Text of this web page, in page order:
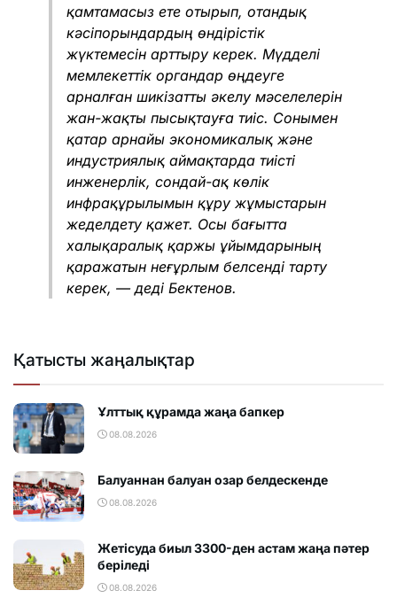
қамтамасыз ете отырып, отандық
кәсіпорындардың өндірістік
жүктемесін арттыру керек. Мүдделі
мемлекеттік органдар өңдеуге
арналған шикізатты әкелу мәселелерін
жан-жақты пысықтауға тиіс. Сонымен
қатар арнайы экономикалық және
индустриялық аймақтарда тиісті
инженерлік, сондай-ақ көлік
инфрақұрылымын құру жұмыстарын
жеделдету қажет. Осы бағытта
халықаралық қаржы ұйымдарының
қаражатын неғұрлым белсенді тарту
керек, — деді Бектенов.
Қатысты жаңалықтар
Ұлттық құрамда жаңа бапкер
08.08.2026
Балуаннан балуан озар белдескенде
08.08.2026
Жетісуда биыл 3300-ден астам жаңа пәтер
беріледі
08.08.2026